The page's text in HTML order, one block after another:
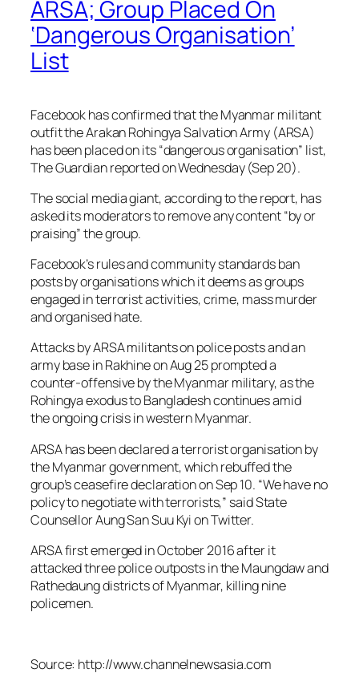
ARSA; Group Placed On
‘Dangerous Organisation’
List
Facebook has confirmed that the Myanmar militant
outfit the Arakan Rohingya Salvation Army (ARSA)
has been placed on its “dangerous organisation” list,
The Guardian reported on Wednesday (Sep 20).
The social media giant, according to the report, has
asked its moderators to remove any content “by or
praising” the group.
Facebook’s rules and community standards ban
posts by organisations which it deems as groups
engaged in terrorist activities, crime, mass murder
and organised hate.
Attacks by ARSA militants on police posts and an
army base in Rakhine on Aug 25 prompted a
counter-offensive by the Myanmar military, as the
Rohingya exodus to Bangladesh continues amid
the ongoing crisis in western Myanmar.
ARSA has been declared a terrorist organisation by
the Myanmar government, which rebuffed the
group’s ceasefire declaration on Sep 10. “We have no
policy to negotiate with terrorists,” said State
Counsellor Aung San Suu Kyi on Twitter.
ARSA first emerged in October 2016 after it
attacked three police outposts in the Maungdaw and
Rathedaung districts of Myanmar, killing nine
policemen.
Source: http://www.channelnewsasia.com